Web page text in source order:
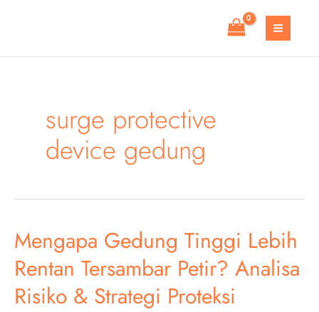
MAIN
surge protective
device gedung
Mengapa Gedung Tinggi Lebih
Rentan Tersambar Petir? Analisa
Risiko & Strategi Proteksi